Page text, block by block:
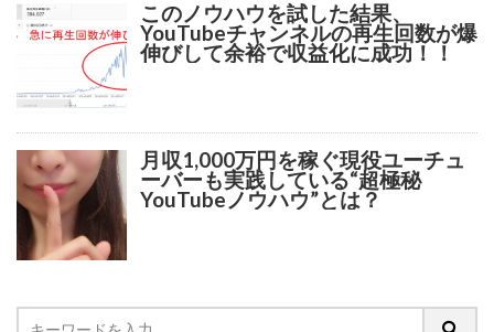
このノウハウを試した結果、
YouTubeチャンネルの再生回数が爆
伸びして余裕で収益化に成功！！
月収1,000万円を稼ぐ現役ユーチュ
ーバーも実践している“超極秘
YouTubeノウハウ”とは？